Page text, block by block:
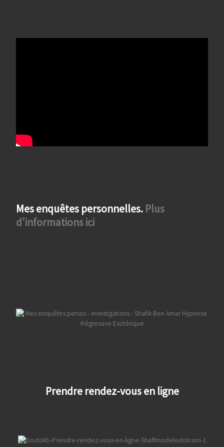
Mes enquêtes personnelles. Plus
d'informations ici
Prendre rendez-vous en ligne